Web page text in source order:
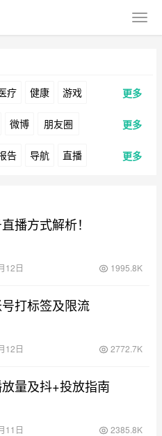
疗 健康 游戏
家装 教育 婚纱
娱 跨境 科技
更多
微博 朋友圈
头条 知乎
Facebook Tiktok
更多
告 导航 直播
案 策划 案例
更多
播方式解析！
12日 1995.8K
打标签及限流
12日 2772.7K
量及抖+投放指南
11日 2385.8K